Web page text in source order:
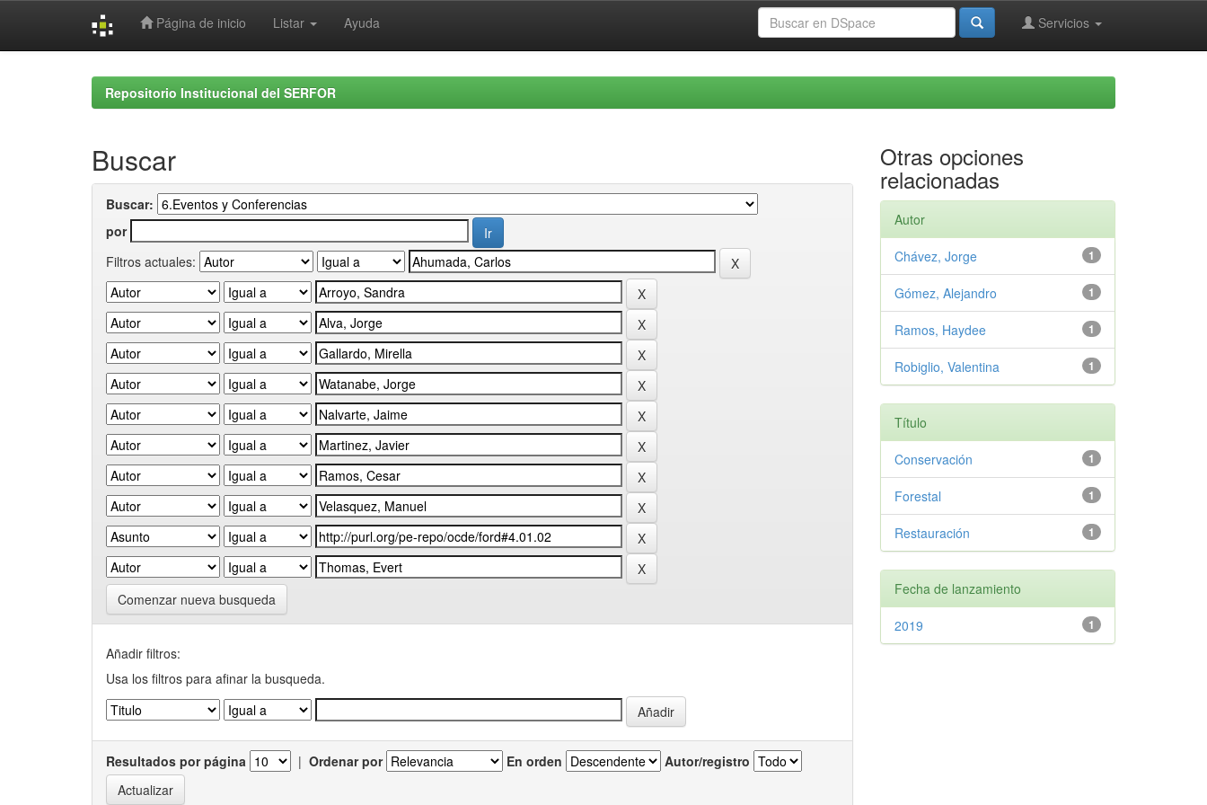
Página de inicio Listar Ayuda Servicios
Repositorio Institucional del SERFOR
Buscar
Buscar:
por
Filtros actuales:
Comenzar nueva busqueda
Añadir filtros:
Usa los filtros para afinar la busqueda.
Resultados por página | Ordenar por En orden Autor/registro
Otras opciones
relacionadas
Autor
1
Chávez, Jorge
1
Gómez, Alejandro
1
Ramos, Haydee
1
Robiglio, Valentina
Título
1
Conservación
1
Forestal
1
Restauración
Fecha de lanzamiento
1
2019